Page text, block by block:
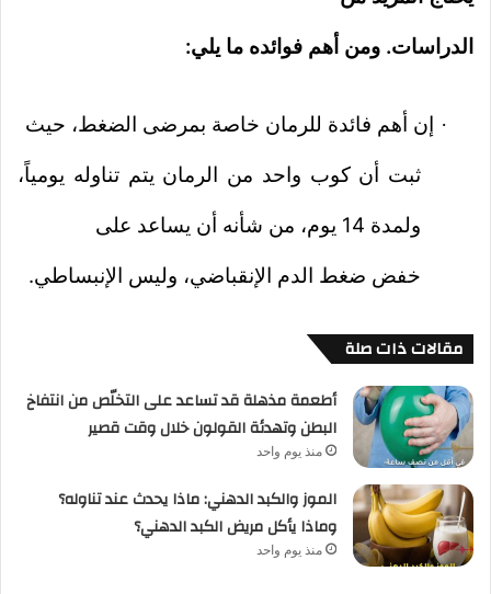
الدراسات. ومن أهم فوائده ما يلي:
· إن أهم فائدة للرمان خاصة بمرضى الضغط، حيث
ثبت أن كوب واحد من الرمان يتم تناوله يومياً،
ولمدة 14 يوم، من شأنه أن يساعد على
خفض ضغط الدم الإنقباضي، وليس الإنبساطي.
مقالات ذات صلة
أطعمة مذهلة قد تساعد على التخلّص من انتفاخ
البطن وتهدئة القولون خلال وقت قصير
منذ يوم واحد
الموز والكبد الدهني: ماذا يحدث عند تناوله؟
وماذا يأكل مريض الكبد الدهني؟
منذ يوم واحد